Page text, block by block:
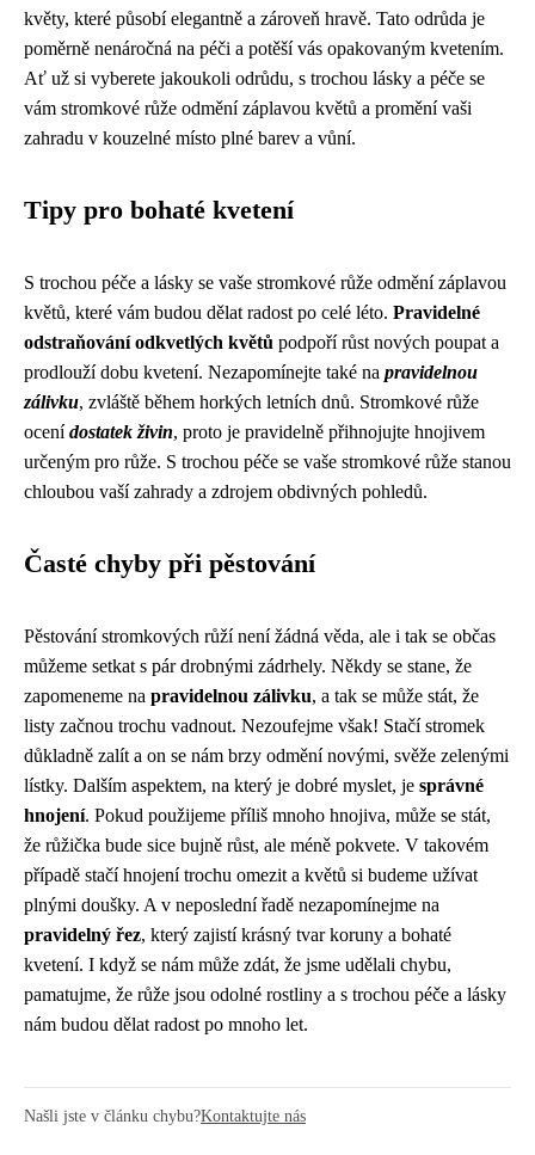
květy, které působí elegantně a zároveň hravě. Tato odrůda je
poměrně nenáročná na péči a potěší vás opakovaným kvetením.
Ať už si vyberete jakoukoli odrůdu, s trochou lásky a péče se
vám stromkové růže odmění záplavou květů a promění vaši
zahradu v kouzelné místo plné barev a vůní.
Tipy pro bohaté kvetení
S trochou péče a lásky se vaše stromkové růže odmění záplavou
květů, které vám budou dělat radost po celé léto. Pravidelné
odstraňování odkvetlých květů podpoří růst nových poupat a
prodlouží dobu kvetení. Nezapomínejte také na pravidelnou
zálivku, zvláště během horkých letních dnů. Stromkové růže
ocenídostatek živin, proto je pravidelně přihnojujte hnojivem
určeným pro růže. S trochou péče se vaše stromkové růže stanou
chloubou vaší zahrady a zdrojem obdivných pohledů.
Časté chyby při pěstování
Pěstování stromkových růží není žádná věda, ale i tak se občas
můžeme setkat s pár drobnými zádrhely. Někdy se stane, že
zapomeneme na pravidelnou zálivku, a tak se může stát, že
listy začnou trochu vadnout. Nezoufejme však! Stačí stromek
důkladně zalít a on se nám brzy odmění novými, svěže zelenými
lístky. Dalším aspektem, na který je dobré myslet, je správné
hnojení. Pokud použijeme příliš mnoho hnojiva, může se stát,
že růžička bude sice bujně růst, ale méně pokvete. V takovém
případě stačí hnojení trochu omezit a květů si budeme užívat
plnými doušky. A v neposlední řadě nezapomínejme na
pravidelný řez, který zajistí krásný tvar koruny a bohaté
kvetení. I když se nám může zdát, že jsme udělali chybu,
pamatujme, že růže jsou odolné rostliny a s trochou péče a lásky
nám budou dělat radost po mnoho let.
Našli jste v článku chybu?Kontaktujte nás